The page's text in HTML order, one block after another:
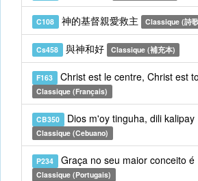
C108 神的基督親愛救主 Classique (詩
Cs458 與神和好 Classique (補充本)
F163 Christ est le centre, Christ est
Classique (Français)
CB350 Dios m'oy tinguha, dili kalipay
Classique (Cebuano)
P234 Graça no seu maior conceito é
Classique (Portugais)